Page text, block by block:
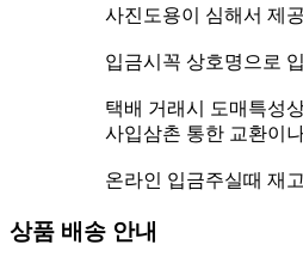
사진도용이 심해서 제
입금시꼭 상호명으로
택배 거래시 도매특성
사입삼촌 통한 교환이
온라인 입금주실때 재
상품 배송 안내